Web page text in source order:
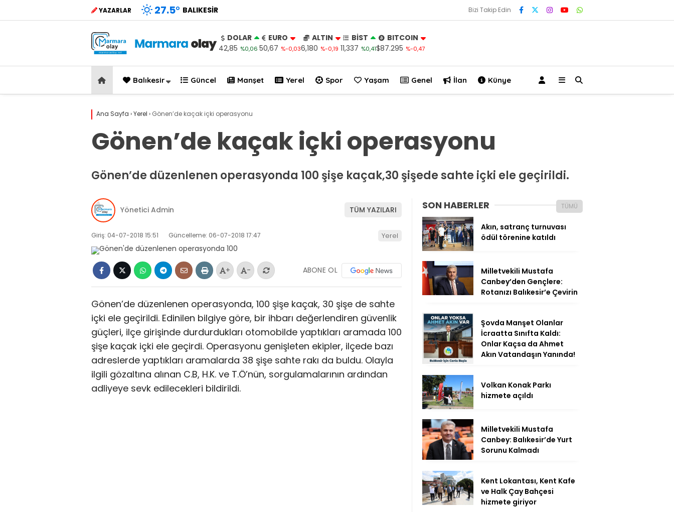
YAZARLAR 27.5° BALIKESIR Bizi Takip Edin
DOLAR
42,85 %0,06
EURO
50,67 %-0,03
ALTIN
6,180 %-0,19
BİST
11,337 %0,41
BITCOIN
$87.295 %-0,47
Balıkesir Güncel Manşet Yerel Spor Yaşam Genel İlan Künye
Ana Sayfa ›Yerel › Gönen’de kaçak içki operasyonu
Gönen’de kaçak içki operasyonu
Gönen’de düzenlenen operasyonda 100 şişe kaçak,30 şişede sahte içki ele geçirildi.
Yönetici Admin TÜM YAZILARI
Giriş: 04-07-2018 15:51 Güncelleme: 06-07-2018 17:47 Yerel
+ - ABONE OL
Gönen’de düzenlenen operasyonda, 100 şişe kaçak, 30 şişe de sahte
içki ele geçirildi. Edinilen bilgiye göre, bir ihbarı değerlendiren güvenlik
güçleri, ilçe girişinde durdurdukları otomobilde yaptıkları aramada 100
şişe kaçak içki ele geçirdi. Operasyonu genişleten ekipler, ilçede bazı
adreslerde yaptıkları aramalarda 38 şişe sahte rakı da buldu. Olayla
ilgili gözaltına alınan C.B, H.K. ve T.Ö’nün, sorgulamalarının ardından
adliyeye sevk edilecekleri bildirildi.
SON HABERLER TÜMÜ
Akın, satranç turnuvası
ödül törenine katıldı
Milletvekili Mustafa
Canbey’den Gençlere:
Rotanızı Balıkesir’e Çevirin
Şovda Manşet Olanlar
İcraatta Sınıfta Kaldı:
Onlar Kaçsa da Ahmet
Akın Vatandaşın Yanında!
Volkan Konak Parkı
hizmete açıldı
Milletvekili Mustafa
Canbey: Balıkesir’de Yurt
Sorunu Kalmadı
Kent Lokantası, Kent Kafe
ve Halk Çay Bahçesi
hizmete giriyor